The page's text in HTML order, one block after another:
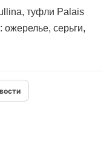
туфли Palais
: ожерелье, серьги,